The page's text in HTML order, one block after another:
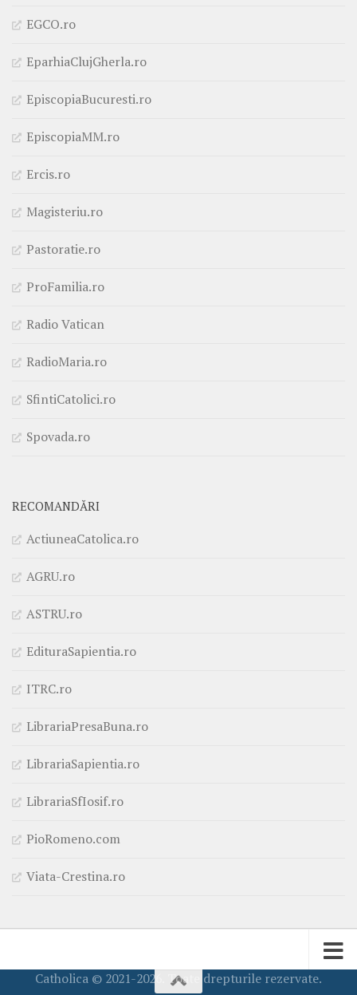
EGCO.ro
EparhiaClujGherla.ro
EpiscopiaBucuresti.ro
EpiscopiaMM.ro
Ercis.ro
Magisteriu.ro
Pastoratie.ro
ProFamilia.ro
Radio Vatican
RadioMaria.ro
SfintiCatolici.ro
Spovada.ro
RECOMANDĂRI
ActiuneaCatolica.ro
AGRU.ro
ASTRU.ro
EdituraSapientia.ro
ITRC.ro
LibrariaPresaBuna.ro
LibrariaSapientia.ro
LibrariaSfIosif.ro
PioRomeno.com
Viata-Crestina.ro
Catholica © 2021-2026. Toate drepturile rezervate.